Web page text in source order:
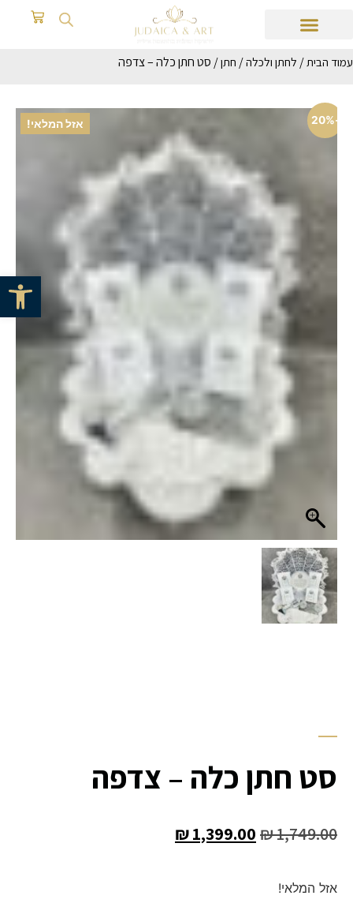
פתח
עמוד הבית/ לחתן ולכלה/ חתן/ סט חתן כלה – צדפה
אזל המלאי! -20%
סט חתן כלה – צדפה
₪1,749.00
₪1,399.00
אזל המלאי!